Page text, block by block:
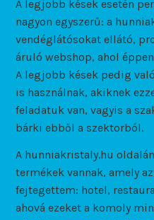
A legjobb kések esetén
nagyon egyszerű: a
vendéglátósokat ellátó,
áruló webshop, ahol
A legjobb kések pedig
is használnak, akiknek
feladatuk van, vagyis a
bárki ebből a szektorból.
A hunniakristaly.hu
termékek vannak, amely
fejtegettem: hotel,
ahová ezeket a komoly